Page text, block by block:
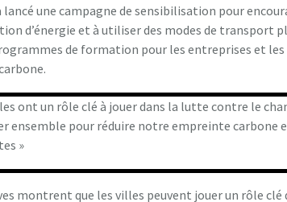
lancé une campagne de sensibilisation pour
d’énergie et à utiliser des modes de transport
de formation pour les entreprises et
ont un rôle clé à jouer dans la lutte contre le
ensemble pour réduire notre empreinte carbone
»
montrent que les villes peuvent jouer un rôle